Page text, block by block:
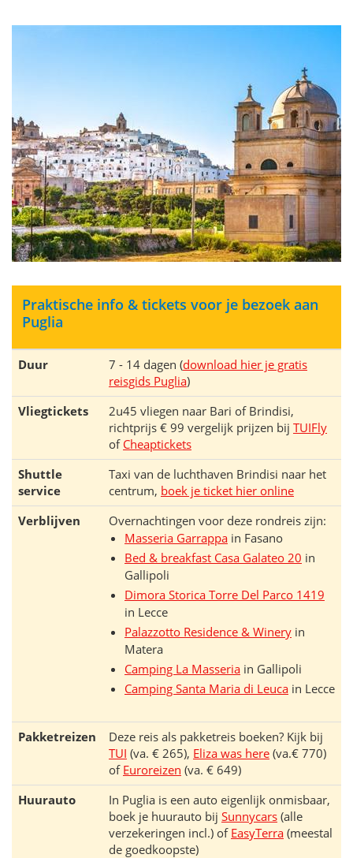
Praktische info & tickets voor je bezoek aan
Puglia
Duur 7 - 14 dagen (download hier je gratis
reisgids Puglia)
Vliegtickets
2u45 vliegen naar Bari of Brindisi,
richtprijs € 99 vergelijk prijzen bij TUIFly
of Cheaptickets
Shuttle
service
Taxi van de luchthaven Brindisi naar het
centrum, boek je ticket hier online
Verblijven
Overnachtingen voor deze rondreis zijn:
Masseria Garrappa in Fasano
Bed & breakfast Casa Galateo 20 in
Gallipoli
Dimora Storica Torre Del Parco 1419
in Lecce
Palazzotto Residence & Winery in
Matera
Camping La Masseria in Gallipoli
Camping Santa Maria di Leuca in Lecce
Pakketreizen
Deze reis als pakketreis boeken? Kijk bij
TUI (va. € 265), Eliza was here (va.€ 770)
of Euroreizen (va. € 649)
Huurauto
In Puglia is een auto eigenlijk onmisbaar,
boek je huurauto bij Sunnycars (alle
verzekeringen incl.) of EasyTerra (meestal
de goedkoopste)